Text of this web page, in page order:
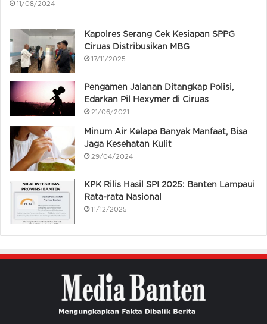
11/08/2024
Kapolres Serang Cek Kesiapan SPPG
Ciruas Distribusikan MBG
17/11/2025
Pengamen Jalanan Ditangkap Polisi,
Edarkan Pil Hexymer di Ciruas
21/06/2021
Minum Air Kelapa Banyak Manfaat, Bisa
Jaga Kesehatan Kulit
29/04/2024
KPK Rilis Hasil SPI 2025: Banten Lampaui
Rata-rata Nasional
11/12/2025